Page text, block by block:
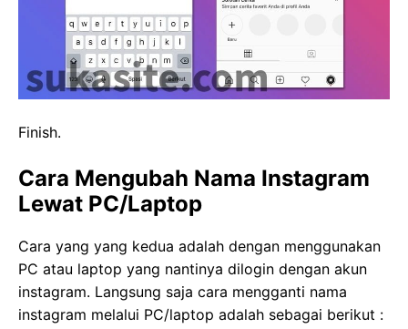
Finish.
Cara Mengubah Nama Instagram
Lewat PC/Laptop
Cara yang yang kedua adalah dengan menggunakan
PC atau laptop yang nantinya dilogin dengan akun
instagram. Langsung saja cara mengganti nama
instagram melalui PC/laptop adalah sebagai berikut :